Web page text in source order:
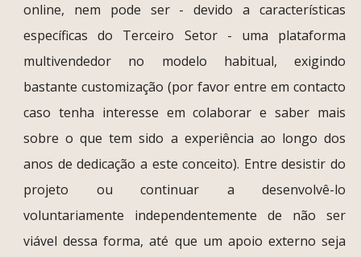
online, nem pode ser - devido a características
específicas do Terceiro Setor - uma plataforma
multivendedor no modelo habitual, exigindo
bastante customização (por favor entre em contacto
caso tenha interesse em colaborar e saber mais
sobre o que tem sido a experiência ao longo dos
anos de dedicação a este conceito). Entre desistir do
projeto ou continuar a desenvolvê-lo
voluntariamente independentemente de não ser
viável dessa forma, até que um apoio externo seja